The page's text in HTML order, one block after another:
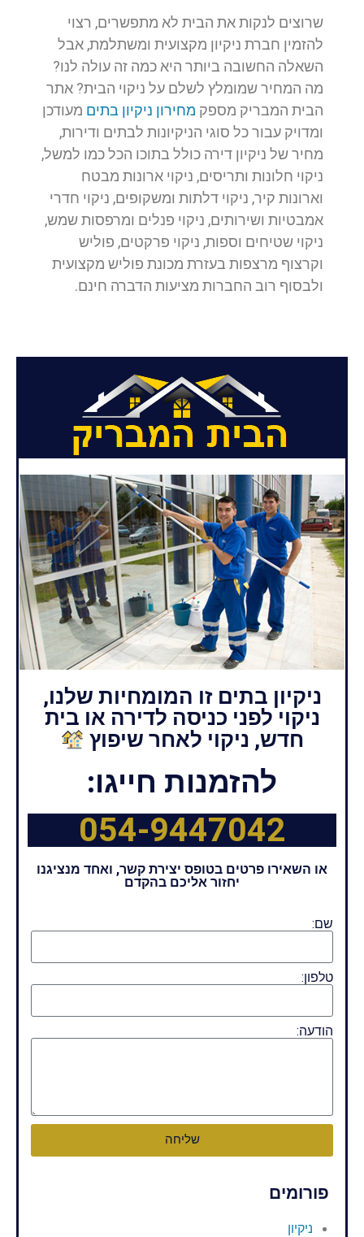
שרוצים לנקות את הבית לא מתפשרים, רצוי
להזמין חברת ניקיון מקצועית ומשתלמת, אבל
השאלה החשובה ביותר היא כמה זה עולה לנו?
מה המחיר שמומלץ לשלם על ניקוי הבית? אתר
הבית המבריק מספק מחירון ניקיון בתים מעודכן
ומדויק עבור כל סוגי הניקיונות לבתים ודירות,
מחיר של ניקיון דירה כולל בתוכו הכל כמו למשל,
ניקוי חלונות ותריסים, ניקוי ארונות מבטח
וארונות קיר, ניקוי דלתות ומשקופים, ניקוי חדרי
אמבטיות ושירותים, ניקוי פנלים ומרפסות שמש,
ניקוי שטיחים וספות, ניקוי פרקטים, פוליש
וקרצוף מרצפות בעזרת מכונת פוליש מקצועית
ולבסוף רוב החברות מציעות הדברה חינם.
ניקיון בתים זו המומחיות שלנו,
ניקוי לפני כניסה לדירה או בית
חדש, ניקוי לאחר שיפוץ
להזמנות חייגו:
054-9447042
או השאירו פרטים בטופס יצירת קשר, ואחד מנציגנו
יחזור אליכם בהקדם
שם:
טלפון:
הודעה:
שליחה
פורומים
ניקיון